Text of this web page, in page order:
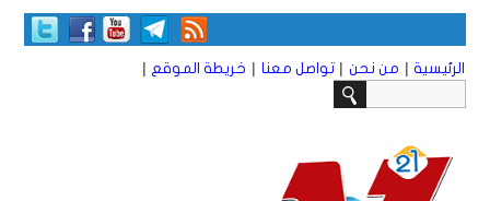
الرئيسية | من نحن | تواصل معنا | خريطة الموقع |